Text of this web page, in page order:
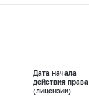
Дата начала
действия права
(лицензии)